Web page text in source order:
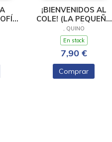
¡BIENVENIDOS AL
COLE! (LA PEQUEÑA
FILOSOFÍA DE
MAFALDA)
, QUINO
En stock
7,90 €
Comprar